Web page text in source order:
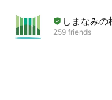
しまなみの
259 friends